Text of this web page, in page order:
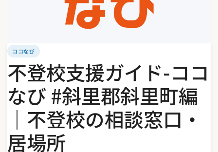
ココなび
不登校支援ガイド-ココ
なび #斜里郡斜里町編
｜不登校の相談窓口・
居場所